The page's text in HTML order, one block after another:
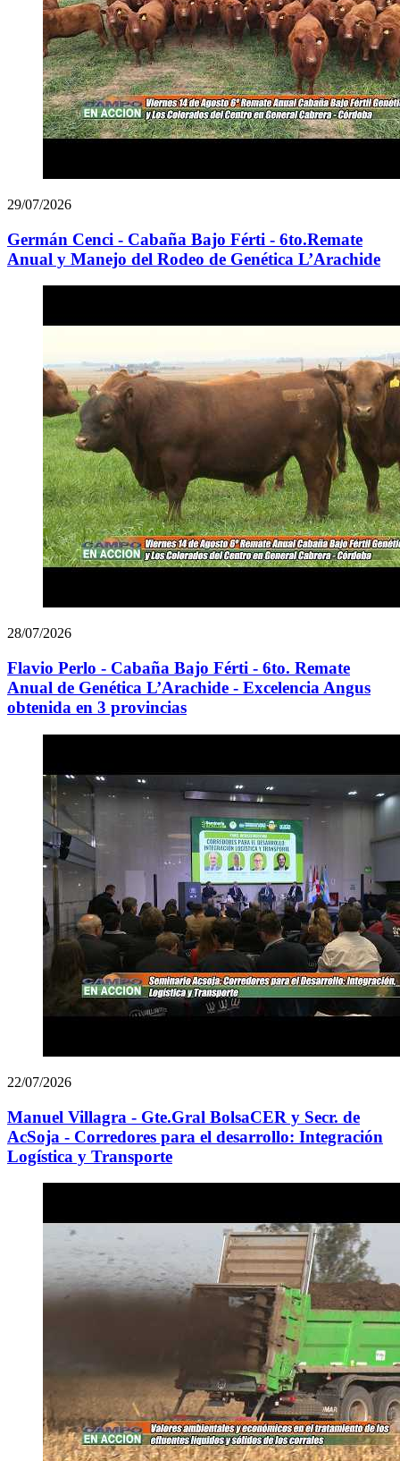
29/07/2026
Germán Cenci - Cabaña Bajo Férti - 6to.Remate
Anual y Manejo del Rodeo de Genética L’Arachide
28/07/2026
Flavio Perlo - Cabaña Bajo Férti - 6to. Remate
Anual de Genética L’Arachide - Excelencia Angus
obtenida en 3 provincias
22/07/2026
Manuel Villagra - Gte.Gral BolsaCER y Secr. de
AcSoja - Corredores para el desarrollo: Integración
Logística y Transporte